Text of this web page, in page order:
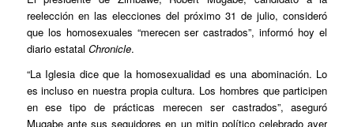
reelección en las elecciones del próximo 31 de julio, consideró
que los homosexuales “merecen ser castrados”, informó hoy el
diario estatal Chronicle.
“La Iglesia dice que la homosexualidad es una abominación. Lo
es incluso en nuestra propia cultura. Los hombres que participen
en ese tipo de prácticas merecen ser castrados”, aseguró
Mugabe ante sus seguidores en un mitin político celebrado ayer